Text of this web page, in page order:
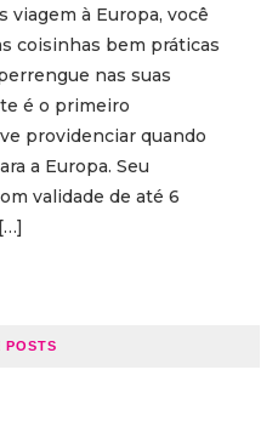
viagem à Europa, você
coisinhas bem práticas
nas suas
é o primeiro
providenciar quando
a Europa. Seu
validade de até 6
POSTS